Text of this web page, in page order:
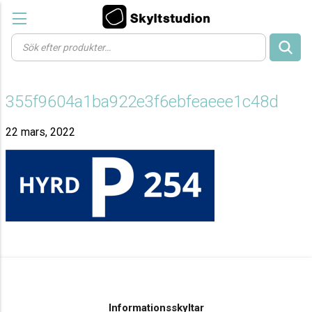
Products
search
355f9604a1ba922e3f6ebfeaeee1c48d
22 mars, 2022
Informationsskyltar